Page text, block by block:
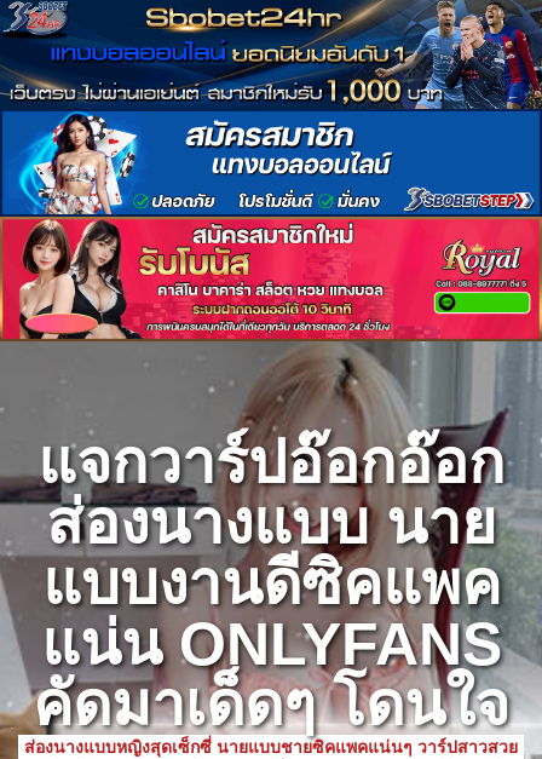
content
แจกวาร์ปอ๊อกอ๊อก
ส่องนางแบบ นาย
แบบงานดีซิคแพค
แน่น ONLYFANS
คัดมาเด็ดๆ โดนใจ
ส่องนางแบบหญิงสุดเซ็กซี่ นายแบบชายซิคแพคแน่นๆ วาร์ปสาวสวย